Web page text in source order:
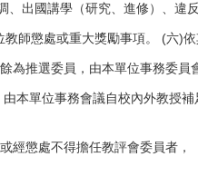
出國講學（研究、進修）、違
師懲處或重大獎勵事項。 (六)依
為推選委員，由本單位事務委員
本單位事務會議自校內外教授
經懲處不得擔任教評會委員者，